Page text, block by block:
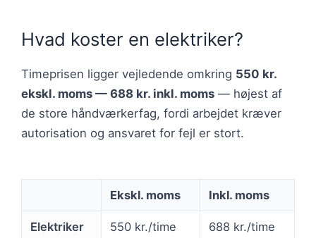
Hvad koster en elektriker?
Timeprisen ligger vejledende omkring 550 kr.
ekskl. moms — 688 kr. inkl. moms — højest af
de store håndværkerfag, fordi arbejdet kræver
autorisation og ansvaret for fejl er stort.
Ekskl. moms Inkl. moms
Elektriker 550 kr./time 688 kr./time